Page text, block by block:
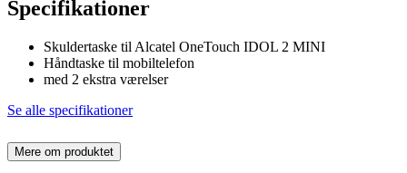
Specifikationer
Skuldertaske til Alcatel OneTouch IDOL 2 MINI
Håndtaske til mobiltelefon
med 2 ekstra værelser
Se alle specifikationer
Mere om produktet